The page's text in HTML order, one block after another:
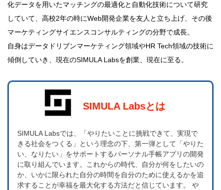
化データを用いたマッチングの最適化と自動化技術について研究
していて、高校2年の時にWeb開発企業を友人と立ち上げ、その後
マーケティングサイエンスコンサルティングの分野で成長。
自身はデータドリブンマーケティング領域やHR Tech領域の技術に
傾倒していき、現在のSIMULA Labsを創業、現在に至る。
SIMULA Labsとは
SIMULA Labsでは、「やりたいことに挑戦できて、実現で
きる社会をつくる」という理念の下、第一弾として「やりた
い、なりたい」をサポートするパーソナル手帳アプリの開発
に取り組んでいます。これからの時代、自分が何をしたいの
か、いかに限られた自分の時間を自分のために使えるかを追
求することが幸福を最大化する方法だと信じています。 や